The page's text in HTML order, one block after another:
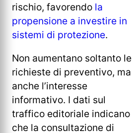
rischio, favorendo la
propensione a investire in
sistemi di protezione.
Non aumentano soltanto le
richieste di preventivo, ma
anche l’interesse
informativo. I dati sul
traffico editoriale indicano
che la consultazione di